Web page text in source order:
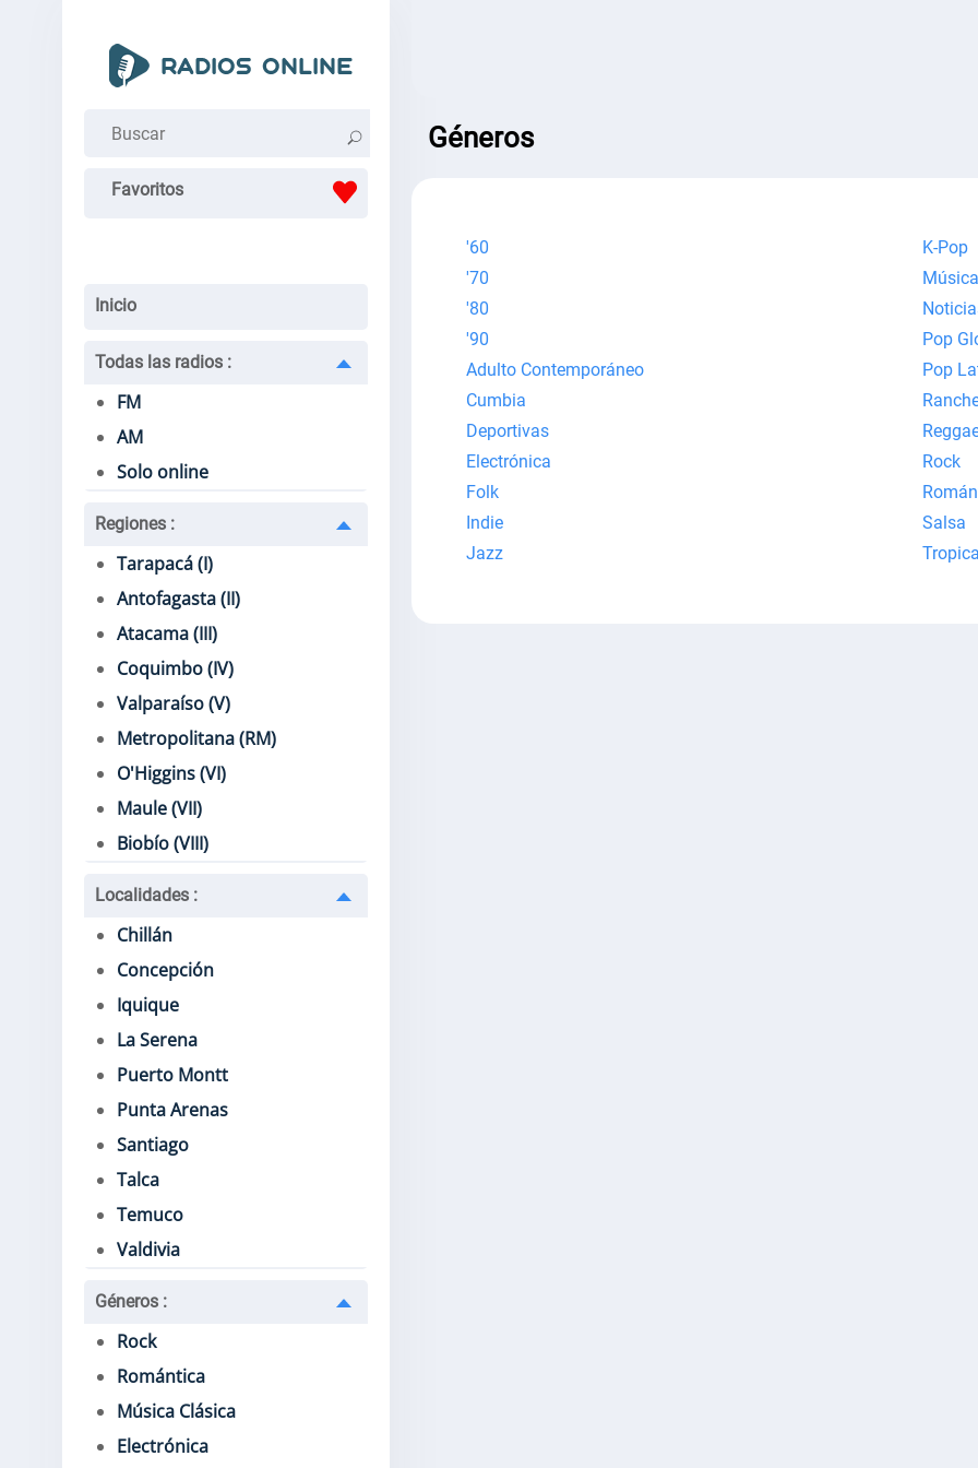
Favoritos
Inicio
Todas las radios :
FM
AM
Solo online
Regiones :
Tarapacá (I)
Antofagasta (II)
Atacama (III)
Coquimbo (IV)
Valparaíso (V)
Metropolitana (RM)
O'Higgins (VI)
Maule (VII)
Biobío (VIII)
Localidades :
Chillán
Concepción
Iquique
La Serena
Puerto Montt
Punta Arenas
Santiago
Talca
Temuco
Valdivia
Géneros :
Rock
Romántica
Música Clásica
Electrónica
Géneros
'60
'70
'80
'90
Adulto Contemporáneo
Cumbia
Deportivas
Electrónica
Folk
Indie
Jazz
K-Pop
Pop
Pop
Rock
Salsa